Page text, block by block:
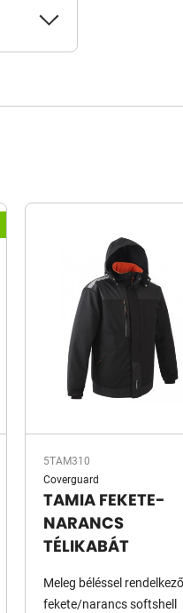
5TAM310
Coverguard
TAMIA FEKETE-
NARANCS
TÉLIKABÁT
Meleg béléssel rendelkező
fekete/narancs softshell